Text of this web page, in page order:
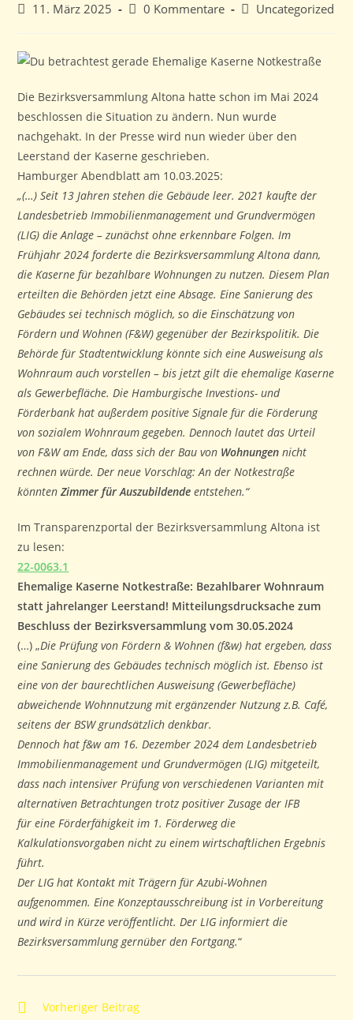
Beitrag
11. März 2025
Beitrags-
0 Kommentare
Beitrags-
Uncategorized
Die Bezirksversammlung Altona hatte schon im Mai 2024
beschlossen die Situation zu ändern. Nun wurde
nachgehakt. In der Presse wird nun wieder über den
Leerstand der Kaserne geschrieben.
Hamburger Abendblatt am 10.03.2025:
„(…) Seit 13 Jahren stehen die Gebäude leer. 2021 kaufte der
Landesbetrieb Immobilienmanagement und Grundvermögen
(LIG) die Anlage – zunächst ohne erkennbare Folgen. Im
Frühjahr 2024 forderte die Bezirksversammlung Altona dann,
die Kaserne für bezahlbare Wohnungen zu nutzen. Diesem Plan
erteilten die Behörden jetzt eine Absage. Eine Sanierung des
Gebäudes sei technisch möglich, so die Einschätzung von
Fördern und Wohnen (F&W) gegenüber der Bezirkspolitik. Die
Behörde für Stadtentwicklung könnte sich eine Ausweisung als
Wohnraum auch vorstellen – bis jetzt gilt die ehemalige Kaserne
als Gewerbefläche. Die Hamburgische Investions- und
Förderbank hat außerdem positive Signale für die Förderung
von sozialem Wohnraum gegeben. Dennoch lautet das Urteil
von F&W am Ende, dass sich der Bau von Wohnungennicht
rechnen würde. Der neue Vorschlag: An der Notkestraße
könntenZimmer für Auszubildendeentstehen.“
Im Transparenzportal der Bezirksversammlung Altona ist
zu lesen:
22-0063.1
Ehemalige Kaserne Notkestraße: Bezahlbarer Wohnraum
statt jahrelanger Leerstand! Mitteilungsdrucksache zum
Beschluss der Bezirksversammlung vom 30.05.2024
(…) „Die Prüfung von Fördern & Wohnen (f&w) hat ergeben, dass
eine Sanierung des Gebäudes technisch möglich ist. Ebenso ist
eine von der baurechtlichen Ausweisung (Gewerbefläche)
abweichende Wohnnutzung mit ergänzender Nutzung z.B. Café,
seitens der BSW grundsätzlich denkbar.
Dennoch hat f&w am 16. Dezember 2024 dem Landesbetrieb
Immobilienmanagement und Grundvermögen (LIG) mitgeteilt,
dass nach intensiver Prüfung von verschiedenen Varianten mit
alternativen Betrachtungen trotz positiver Zusage der IFB
für eine Förderfähigkeit im 1. Förderweg die
Kalkulationsvorgaben nicht zu einem wirtschaftlichen Ergebnis
führt.
Der LIG hat Kontakt mit Trägern für Azubi-Wohnen
aufgenommen. Eine Konzeptausschreibung ist in Vorbereitung
und wird in Kürze veröffentlicht. Der LIG informiert die
Bezirksversammlung gernüber den Fortgang.“
WeitereVorheriger Beitrag